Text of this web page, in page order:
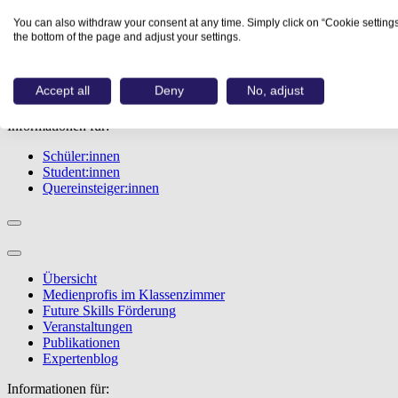
Übersicht
Berufe
Studiengänge
Berufstest
Bewerbungstipps
Informationen für:
Schüler:innen
Student:innen
Quereinsteiger:innen
Übersicht
Medienprofis im Klassenzimmer
Future Skills Förderung
Veranstaltungen
Publikationen
Expertenblog
Informationen für:
You can also withdraw your consent at any time. Simply click on “Cookie
the bottom of the page and adjust your settings.
Accept all Deny No, adjust